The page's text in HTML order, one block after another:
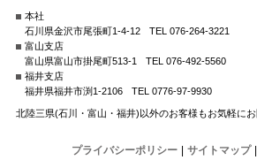
本社
石川県金沢市尾張町1-4-12
TEL 076-264-3221
富山支店
富山県富山市掛尾町513-1
TEL 076-492-5560
福井支店
福井県福井市渕1-2106
TEL 0776-97-9930
北陸三県(石川・富山・福井)以外のお客様もお気軽にお
プライバシーポリシー サイトマップ